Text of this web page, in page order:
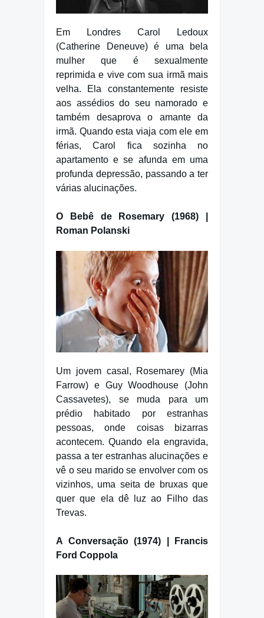
Em Londres Carol Ledoux
(Catherine Deneuve) é uma bela
mulher que é sexualmente
reprimida e vive com sua irmã mais
velha. Ela constantemente resiste
aos assédios do seu namorado e
também desaprova o amante da
irmã. Quando esta viaja com ele em
férias, Carol fica sozinha no
apartamento e se afunda em uma
profunda depressão, passando a ter
várias alucinações.
O Bebê de Rosemary (1968) |
Roman Polanski
Um jovem casal, Rosemarey (Mia
Farrow) e Guy Woodhouse (John
Cassavetes), se muda para um
prédio habitado por estranhas
pessoas, onde coisas bizarras
acontecem. Quando ela engravida,
passa a ter estranhas alucinações e
vê o seu marido se envolver com os
vizinhos, uma seita de bruxas que
quer que ela dê luz ao Filho das
Trevas.
A Conversação (1974) | Francis
Ford Coppola